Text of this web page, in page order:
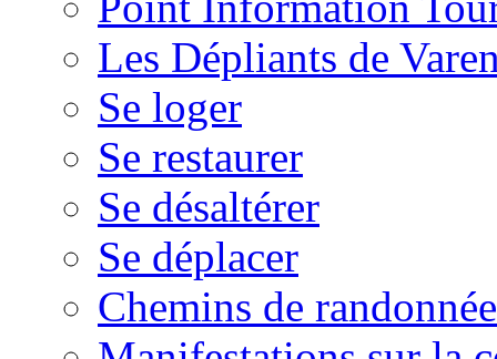
Les Dépliants de
Se loger
Se restaurer
Se désaltérer
Se déplacer
Chemins de randonnée